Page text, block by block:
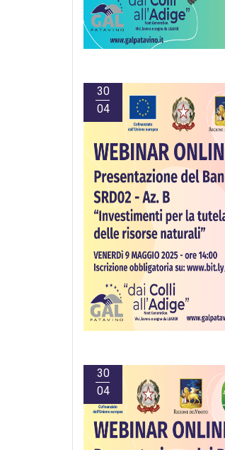
30
04
30
04